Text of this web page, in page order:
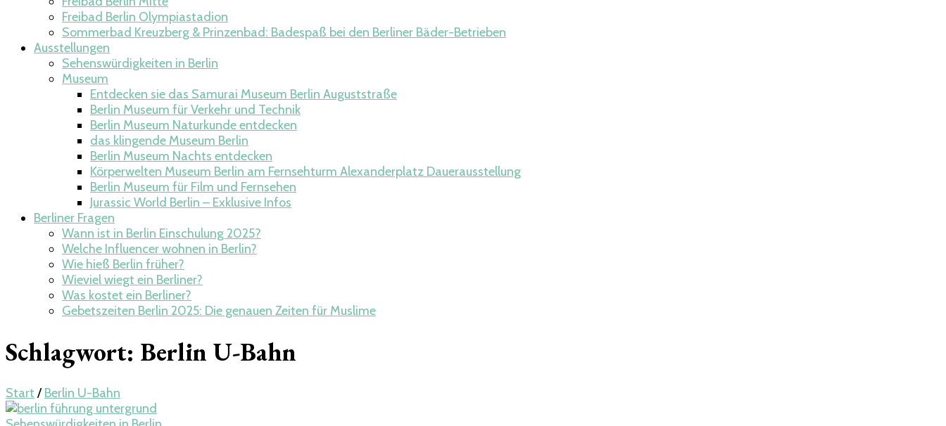
Freibad Berlin Olympiastadion​
Sommerbad Kreuzberg & Prinzenbad: Badespaß bei den Berliner Bäder-Betrieben
Ausstellungen
Sehenswürdigkeiten in Berlin
Museum
Entdecken sie das Samurai Museum Berlin Auguststraße
Berlin Museum für Verkehr und Technik
Berlin Museum Naturkunde entdecken
das klingende Museum Berlin
Berlin Museum Nachts entdecken
Körperwelten Museum Berlin am Fernsehturm Alexanderplatz Dauerausstellung
Berlin Museum für Film und Fernsehen
Jurassic World Berlin – Exklusive Infos
Berliner Fragen
Wann ist in Berlin Einschulung 2025?
Welche Influencer wohnen in Berlin​?
Wie hieß Berlin früher?
Wieviel wiegt ein Berliner​?
Was kostet ein Berliner?
Gebetszeiten Berlin 2025: Die genauen Zeiten für Muslime
Schlagwort: Berlin U-Bahn
Start / Berlin U-Bahn